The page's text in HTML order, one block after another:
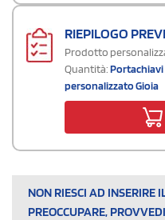
RIEPILOGO
Prodotto
Quantità:
personalizzato Gioia
NON RIESCI AD INSERIRE
PREOCCUPARE,